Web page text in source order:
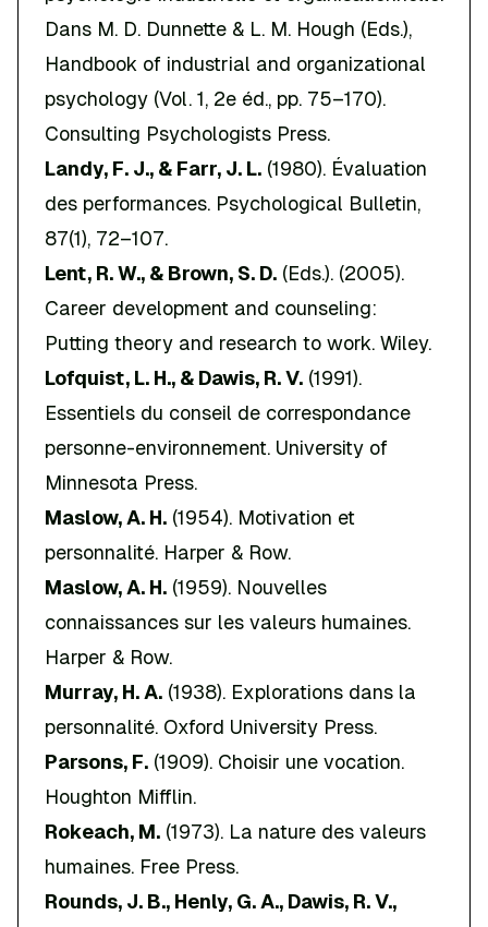
Dans M. D. Dunnette & L. M. Hough (Eds.),
Handbook of industrial and organizational
psychology (Vol. 1, 2e éd., pp. 75–170).
Consulting Psychologists Press.
Landy, F. J., & Farr, J. L. (1980). Évaluation
des performances. Psychological Bulletin,
87(1), 72–107.
Lent, R. W., & Brown, S. D. (Eds.). (2005).
Career development and counseling:
Putting theory and research to work. Wiley.
Lofquist, L. H., & Dawis, R. V. (1991).
Essentiels du conseil de correspondance
personne-environnement. University of
Minnesota Press.
Maslow, A. H. (1954). Motivation et
personnalité. Harper & Row.
Maslow, A. H. (1959). Nouvelles
connaissances sur les valeurs humaines.
Harper & Row.
Murray, H. A. (1938). Explorations dans la
personnalité. Oxford University Press.
Parsons, F. (1909). Choisir une vocation.
Houghton Mifflin.
Rokeach, M. (1973). La nature des valeurs
humaines. Free Press.
Rounds, J. B., Henly, G. A., Dawis, R. V.,